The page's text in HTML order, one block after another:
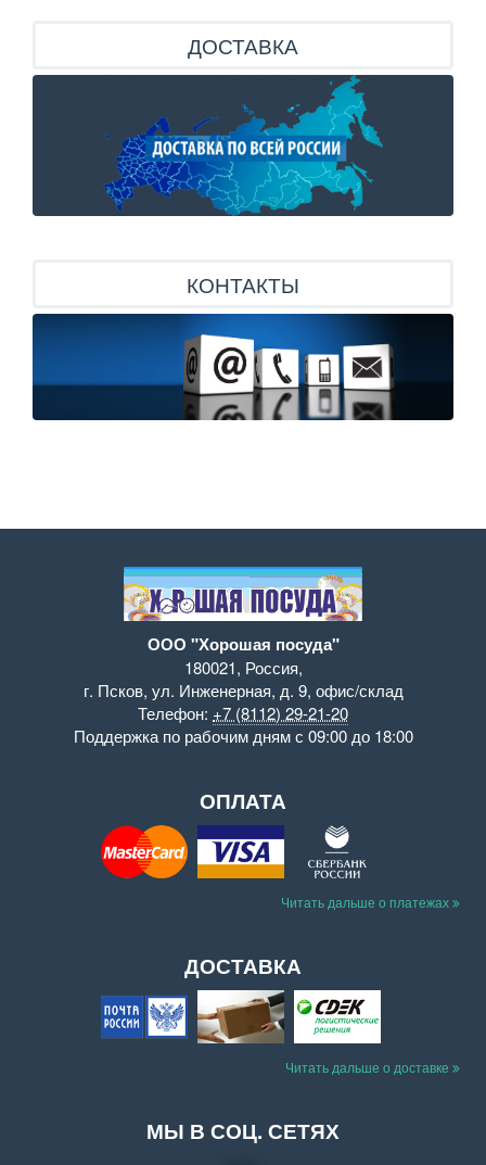
ДОСТАВКА
КОНТАКТЫ
ООО "Хорошая посуда"
180021, Россия,
г. Псков, ул. Инженерная, д. 9, офис/склад
Телефон: +7 (8112) 29-21-20
Поддержка по рабочим дням с 09:00 до 18:00
ОПЛАТА
Читать дальше о платежах
ДОСТАВКА
Читать дальше о доставке
МЫ В СОЦ. СЕТЯХ